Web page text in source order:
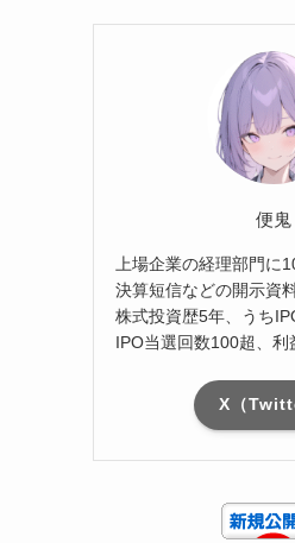
便鬼
上場企業の経理部門に
決算短信などの開示資
株式投資歴5年、うち
IPO当選回数100超、利
X（